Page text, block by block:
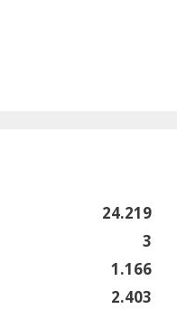
24.219
3
1.166
2.403